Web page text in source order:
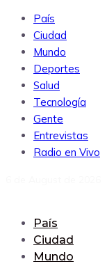
País
Ciudad
Mundo
Deportes
Salud
Tecnología
Gente
Entrevistas
Radio en Vivo
País
Ciudad
Mundo